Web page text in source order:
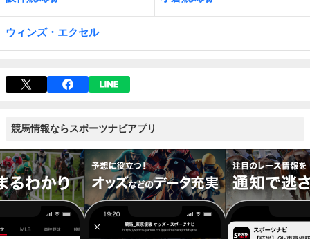
ウィンズ・エクセル
競馬情報ならスポーツナビアプリ